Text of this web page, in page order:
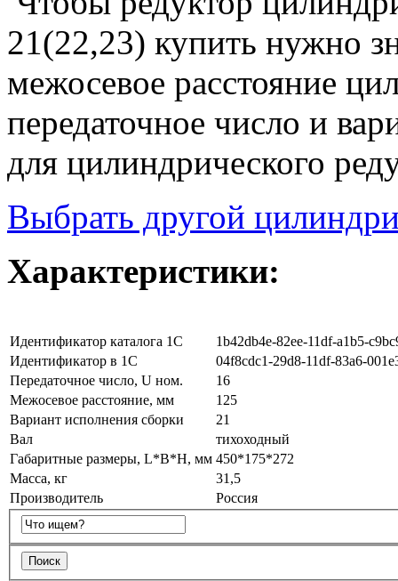
21(22,23) купить нужно
межосевое расстояние
передаточное число и
для цилиндрического
Выбрать другой
Характеристики:
Идентификатор каталога 1С
1b42db4e-82ee-11df-a1b5-
Идентификатор в 1С
04f8cdc1-29d8-11df-83a6-
Передаточное число, U ном.
16
Межосевое расстояние, мм
125
Вариант исполнения сборки
21
Вал
тихоходный
Габаритные размеры, L*B*H, мм 450*175*272
Масса, кг
31,5
Производитель
Россия